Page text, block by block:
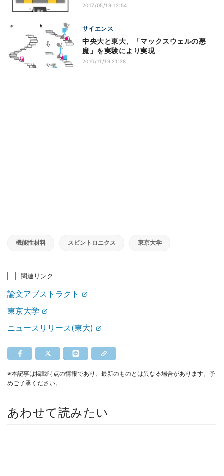
2017/05/19 12:54
サイエンス
中央大と東大、「マックスウェルの悪
魔」を実験により実現
2010/11/19 21:28
機能性材料 スピントロニクス 東京大学
関連リンク
論文アブストラクト
東京大学
ニュースリリース(東大)
※本記事は掲載時点の情報であり、最新のものとは異なる場合があります。予
めご了承ください。
あわせて読みたい